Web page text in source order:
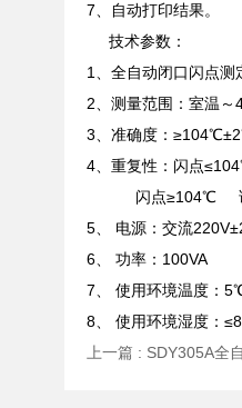
7、自动打印结果。
技术参数：
1、全自动闭口闪点测
2、测量范围：室温
3、准确度：
4、重复性：闪点
闪点≥104℃
5、 电源：交流
6、 功率：100VA
7、 使用环境温度：
8、 使用环境湿度：
上一篇 : SDY305A全